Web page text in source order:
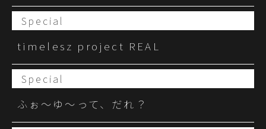
Special
timelesz project REAL
Special
ふぉ〜ゆ〜って、だれ？